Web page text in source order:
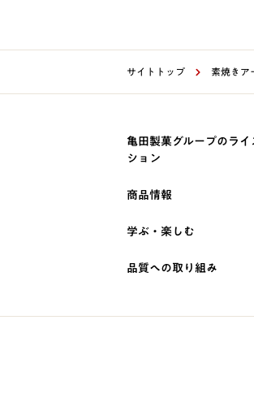
サイトトップ 素焼きア
亀田製菓グループのライ
ション
商品情報
学ぶ・楽しむ
品質への取り組み